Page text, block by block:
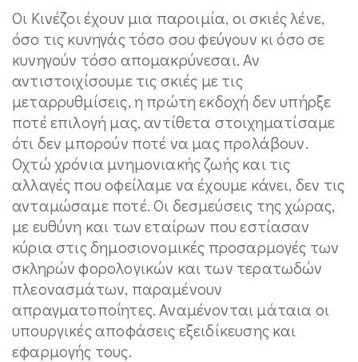
Οι Κινέζοι έχουν μια παροιμία, οι σκιές λένε,
όσο τις κυνηγάς τόσο σου φεύγουν κι όσο σε
κυνηγούν τόσο απομακρύνεσαι. Αν
αντιστοιχίσουμε τις σκιές με τις
μεταρρυθμίσεις, η πρώτη εκδοχή δεν υπήρξε
ποτέ επιλογή μας, αντίθετα στοιχηματίσαμε
ότι δεν μπορούν ποτέ να μας προλάβουν.
Οχτώ χρόνια μνημονιακής ζωής και τις
αλλαγές που οφείλαμε να έχουμε κάνει, δεν τις
ανταμώσαμε ποτέ. Οι δεσμεύσεις της χώρας,
με ευθύνη και των εταίρων που εστίασαν
κύρια στις δημοσιονομικές προσαρμογές των
σκληρών φορολογικών και των τερατωδών
πλεονασμάτων, παραμένουν
απραγματοποίητες. Αναμένονται μάταια οι
υπουργικές αποφάσεις εξειδίκευσης και
εφαρμογής τους.